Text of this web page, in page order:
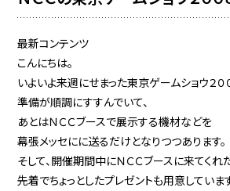
最新コンテンツ
こんにちは。
いよいよ来週にせまった東京ゲームショウ２０
準備が順調にすすんでいて、
あとはＮＣＣブースで展示する機材などを
幕張メッセにに送るだけとなりつつあります。
そして、開催期間中にＮＣＣブースに来てくれ
先着でちょっとしたプレゼントも用意していま